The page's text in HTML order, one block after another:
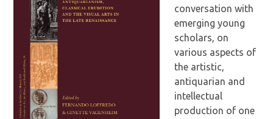
conversation with
emerging young
scholars, on
various aspects of
the artistic,
antiquarian and
intellectual
production of one